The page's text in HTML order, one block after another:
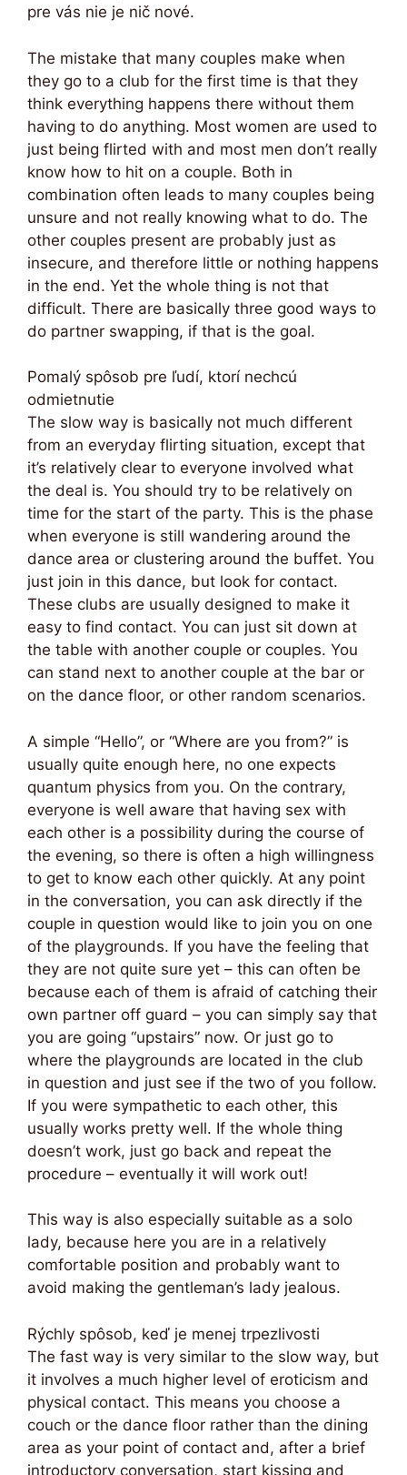
pre vás nie je nič nové.
The mistake that many couples make when
they go to a club for the first time is that they
think everything happens there without them
having to do anything. Most women are used to
just being flirted with and most men don’t really
know how to hit on a couple. Both in
combination often leads to many couples being
unsure and not really knowing what to do. The
other couples present are probably just as
insecure, and therefore little or nothing happens
in the end. Yet the whole thing is not that
difficult. There are basically three good ways to
do partner swapping, if that is the goal.
Pomalý spôsob pre ľudí, ktorí nechcú
odmietnutie
The slow way is basically not much different
from an everyday flirting situation, except that
it’s relatively clear to everyone involved what
the deal is. You should try to be relatively on
time for the start of the party. This is the phase
when everyone is still wandering around the
dance area or clustering around the buffet. You
just join in this dance, but look for contact.
These clubs are usually designed to make it
easy to find contact. You can just sit down at
the table with another couple or couples. You
can stand next to another couple at the bar or
on the dance floor, or other random scenarios.
A simple “Hello”, or “Where are you from?” is
usually quite enough here, no one expects
quantum physics from you. On the contrary,
everyone is well aware that having sex with
each other is a possibility during the course of
the evening, so there is often a high willingness
to get to know each other quickly. At any point
in the conversation, you can ask directly if the
couple in question would like to join you on one
of the playgrounds. If you have the feeling that
they are not quite sure yet – this can often be
because each of them is afraid of catching their
own partner off guard – you can simply say that
you are going “upstairs” now. Or just go to
where the playgrounds are located in the club
in question and just see if the two of you follow.
If you were sympathetic to each other, this
usually works pretty well. If the whole thing
doesn’t work, just go back and repeat the
procedure – eventually it will work out!
This way is also especially suitable as a solo
lady, because here you are in a relatively
comfortable position and probably want to
avoid making the gentleman’s lady jealous.
Rýchly spôsob, keď je menej trpezlivosti
The fast way is very similar to the slow way, but
it involves a much higher level of eroticism and
physical contact. This means you choose a
couch or the dance floor rather than the dining
area as your point of contact and, after a brief
introductory conversation, start kissing and